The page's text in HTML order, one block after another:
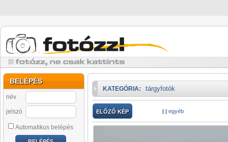
BELÉPÉS
név
jelszó
Automatikus belépés
KATEGÓRIA: tárgyfotók
ELŐZŐ KÉP | | egyéb